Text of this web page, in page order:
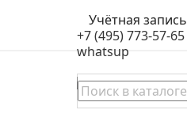
Учётная запись
+7 (495) 773-57-65
whatsup